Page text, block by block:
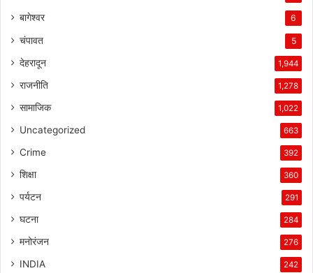
बागेश्वर 6
चंपावत 5
देहरादून 1,944
राजनीति 1,278
सामाजिक 1,022
Uncategorized 663
Crime 392
शिक्षा 360
पर्यटन 291
घटना 284
मनोरंजन 276
INDIA 242